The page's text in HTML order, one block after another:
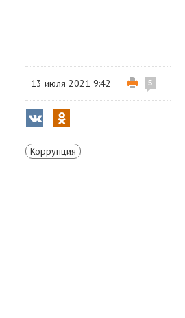
13 июля 2021 9:42 5
Коррупция